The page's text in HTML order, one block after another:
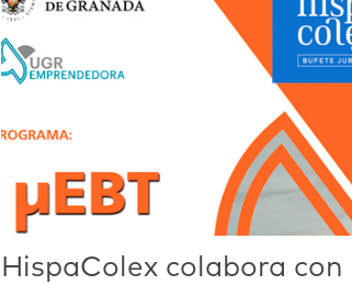
HispaColex colabora con